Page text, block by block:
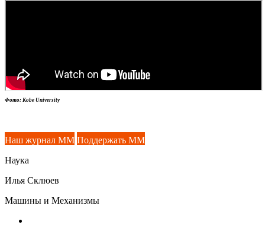
Фото: Kobe University
Наш журнал ММ Поддержать ММ
Наука
Илья Склюев
Машины и Механизмы